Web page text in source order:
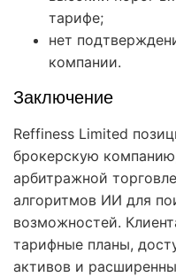
тарифе;
нет
компании.
Заключение
Reffiness Limited
брокерскую
арбитражной
алгоритмов ИИ для
возможностей.
тарифные планы,
активов и